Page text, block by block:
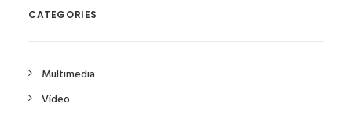
CATEGORIES
Multimedia
Vídeo